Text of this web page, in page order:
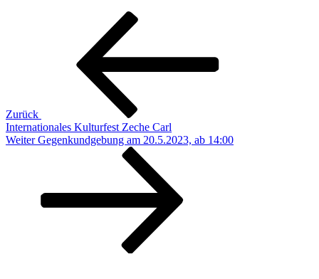
Beitragsnavigation
Zurück
Internationales Kulturfest Zeche Carl
Nächster
Weiter Gegenkundgebung am 20.5.2023, ab 14:00